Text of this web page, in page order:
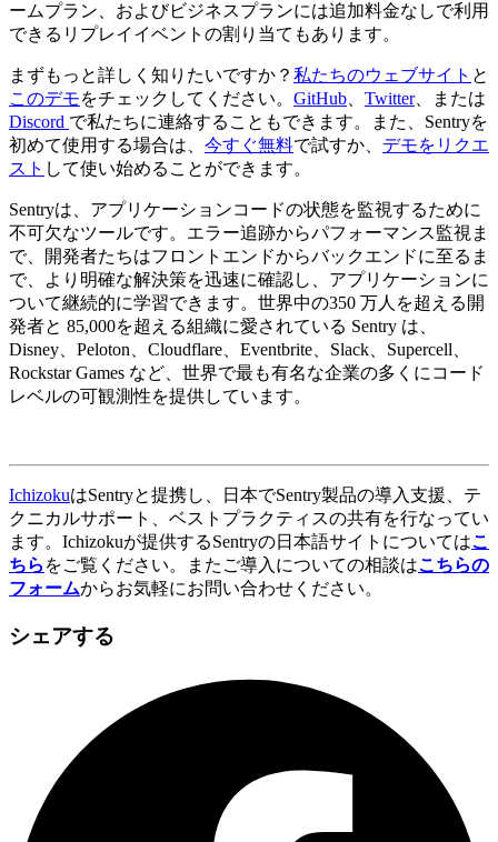
ームプラン、およびビジネスプランには追加料金なしで利用
できるリプレイイベントの割り当てもあります。
まずもっと詳しく知りたいですか？ 私たちのウェブサイト と
このデモをチェックしてください。 GitHub、 Twitter、または
Discord で私たちに連絡することもできます。また、Sentryを
初めて使用する場合は、 今すぐ無料で試すか、 デモをリクエ
スト して使い始めることができます。
Sentryは、アプリケーションコードの状態を監視するために
不可欠なツールです。エラー追跡からパフォーマンス監視ま
で、開発者たちはフロントエンドからバックエンドに至るま
で、より明確な解決策を迅速に確認し、アプリケーションに
ついて継続的に学習できます。世界中の350 万人を超える開
発者と 85,000を超える組織に愛されている Sentry は、
Disney、Peloton、Cloudflare、Eventbrite、Slack、Supercell、
Rockstar Games など、世界で最も有名な企業の多くにコード
レベルの可観測性を提供しています。
IchizokuはSentryと提携し、日本でSentry製品の導入支援、テ
クニカルサポート、ベストプラクティスの共有を行なってい
ます。Ichizokuが提供するSentryの日本語サイトについてはこ
ちら をご覧ください。またご導入についての相談はこちらの
フォームからお気軽にお問い合わせください。
シェアする